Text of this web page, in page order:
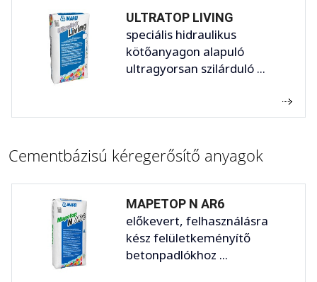
ULTRATOP LIVING
speciális hidraulikus
kötőanyagon alapuló
ultragyorsan szilárduló ...
Cementbázisú kéregerősítő anyagok
MAPETOP N AR6
előkevert, felhasználásra
kész felületkeményítő
betonpadlókhoz ...